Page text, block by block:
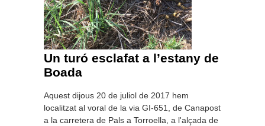
Un turó esclafat a l’estany de
Boada
Aquest dijous 20 de juliol de 2017 hem
localitzat al voral de la via GI-651, de Canapost
a la carretera de Pals a Torroella, a l'alçada de